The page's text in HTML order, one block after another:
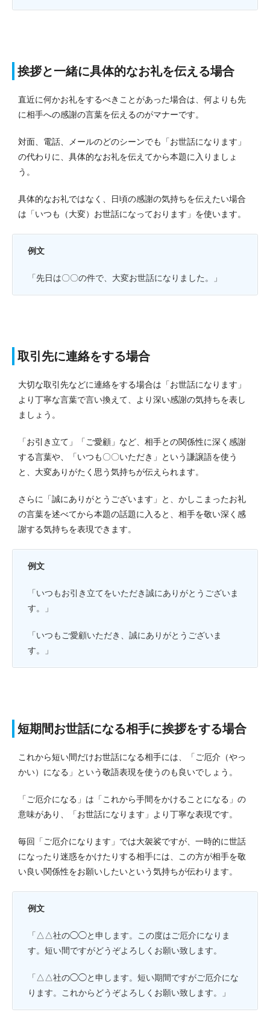
挨拶と一緒に具体的なお礼を伝える場合
直近に何かお礼をするべきことがあった場合は、何よりも先
に相手への感謝の言葉を伝えるのがマナーです。
対面、電話、メールのどのシーンでも「お世話になります」
の代わりに、具体的なお礼を伝えてから本題に入りましょ
う。
具体的なお礼ではなく、日頃の感謝の気持ちを伝えたい場合
は「いつも（大変）お世話になっております」を使います。
例文
「先日は〇〇の件で、大変お世話になりました。」
取引先に連絡をする場合
大切な取引先などに連絡をする場合は「お世話になります」
より丁寧な言葉で言い換えて、より深い感謝の気持ちを表し
ましょう。
「お引き立て」「ご愛顧」など、相手との関係性に深く感謝
する言葉や、「いつも〇〇いただき」という謙譲語を使う
と、大変ありがたく思う気持ちが伝えられます。
さらに「誠にありがとうございます」と、かしこまったお礼
の言葉を述べてから本題の話題に入ると、相手を敬い深く感
謝する気持ちを表現できます。
例文
「いつもお引き立てをいただき誠にありがとうございま
す。」
「いつもご愛顧いただき、誠にありがとうございま
す。」
短期間お世話になる相手に挨拶をする場合
これから短い間だけお世話になる相手には、「ご厄介（やっ
かい）になる」という敬語表現を使うのも良いでしょう。
「ご厄介になる」は「これから手間をかけることになる」の
意味があり、「お世話になります」より丁寧な表現です。
毎回「ご厄介になります」では大袈裟ですが、一時的に世話
になったり迷惑をかけたりする相手には、この方が相手を敬
い良い関係性をお願いしたいという気持ちが伝わります。
例文
「△△社の◯◯と申します。この度はご厄介になりま
す。短い間ですがどうぞよろしくお願い致します。
「△△社の◯◯と申します。短い期間ですがご厄介にな
ります。これからどうぞよろしくお願い致します。」